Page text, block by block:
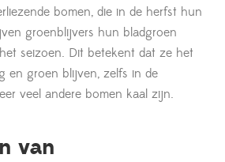
bomen, die in de herfst hun
groenblijvers hun bladgroen
seizoen. Dit betekent dat ze het
en groen blijven, zelfs in de
veel andere bomen kaal zijn.
van